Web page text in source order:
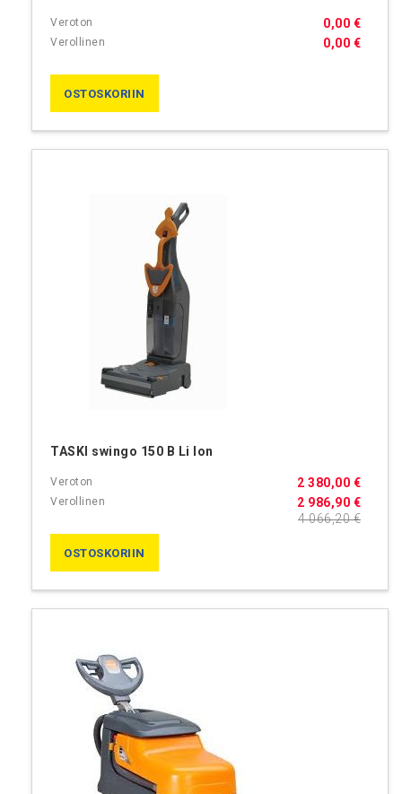
0,00 €
0,00 €
OSTOSKORIIN
TASKI swingo 150 B Li Ion
2 986,90 €
2 380,00 €
4 066,20 €
OSTOSKORIIN